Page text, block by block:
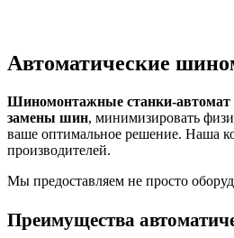
Автоматические
Шиномонтажные станки-автомат
замены шин, минимизировать
ваше оптимальное решение. Наша
производителей.
Мы предоставляем не просто
Преимущества